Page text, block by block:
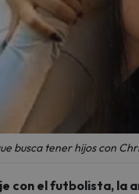
busca tener hijos con
con el futbolista, la